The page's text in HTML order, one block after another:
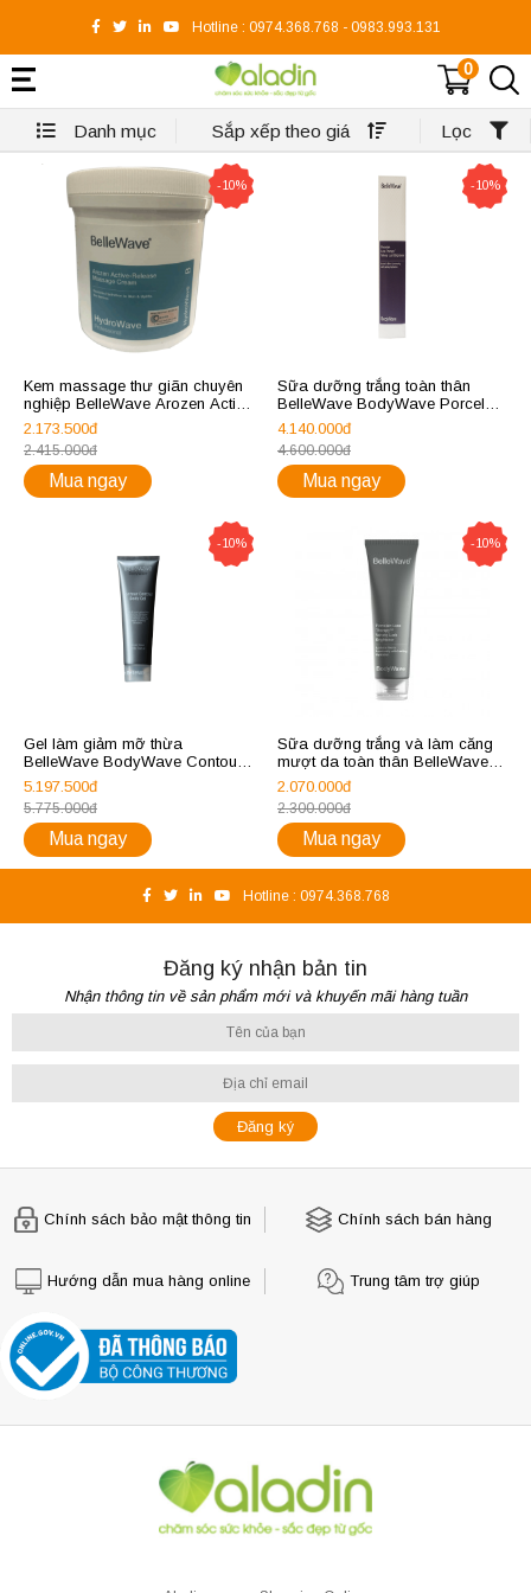
Hotline : 0974.368.768 - 0983.993.131
0
Danh mục Sắp xếp theo giá Lọc
-10%
Kem massage thư giãn chuyên
nghiệp BelleWave Arozen Active
Release Massage Cream
2.173.500đ
2.415.000đ
Mua ngay
-10%
Sữa dưỡng trắng toàn thân
BelleWave BodyWave Porcelain
Luxe - Velvety Lush Brightener
4.140.000đ
4.600.000đ
Mua ngay
-10%
Gel làm giảm mỡ thừa
BelleWave BodyWave Contour
Control Body Gel
5.197.500đ
5.775.000đ
Mua ngay
-10%
Sữa dưỡng trắng và làm căng
mượt da toàn thân BelleWave
BodyWave Porcelain Luxe
Velvety Lush Brightener
2.070.000đ
2.300.000đ
Mua ngay
Hotline : 0974.368.768
Đăng ký nhận bản tin
Nhận thông tin về sản phẩm mới và khuyến mãi hàng tuần
Chính sách bảo mật thông tin Chính sách bán hàng
Hướng dẫn mua hàng online Trung tâm trợ giúp